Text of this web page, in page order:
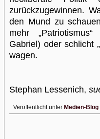
zurückzugewinnen.
den Mund zu
mehr
Gabriel) oder schlicht
wagen.
Stephan Lessenich,
Veröffentlicht unter Medien-Blog